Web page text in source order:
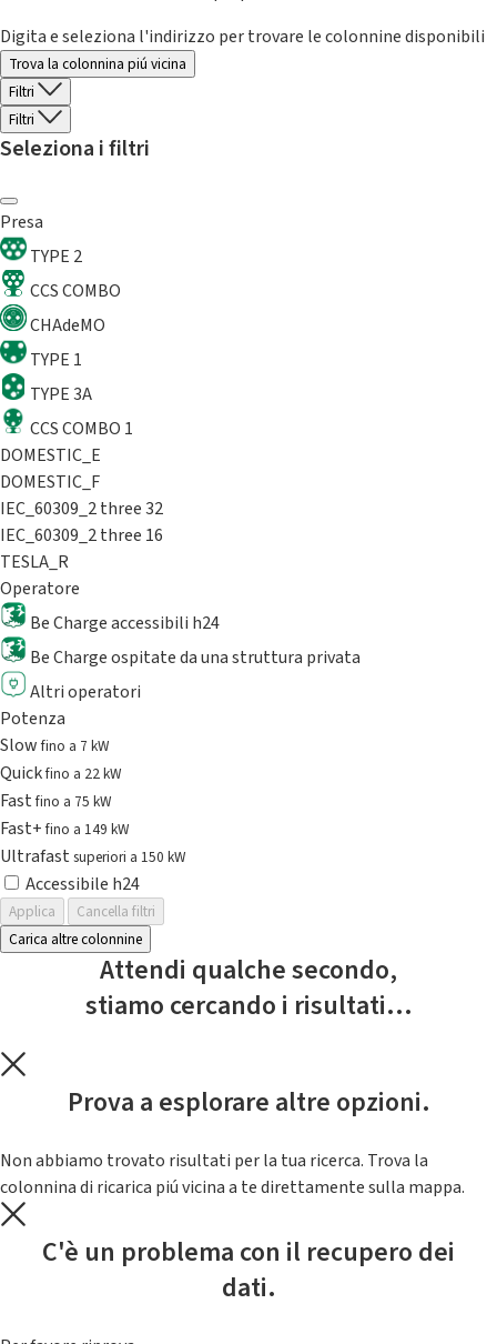
Digita e seleziona l'indirizzo per trovare le colonnine disponibili
Trova la colonnina piú vicina
Filtri
Filtri
Seleziona i filtri
Presa
TYPE 2
CCS COMBO
CHAdeMO
TYPE 1
TYPE 3A
CCS COMBO 1
DOMESTIC_E
DOMESTIC_F
IEC_60309_2 three 32
IEC_60309_2 three 16
TESLA_R
Operatore
Be Charge accessibili h24
Be Charge ospitate da una struttura privata
Altri operatori
Potenza
Slowfino a 7 kW
Quickfino a 22 kW
Fastfino a 75 kW
Fast+fino a 149 kW
Ultrafast superiori a 150 kW
Accessibile h24
Applica
Cancella filtri
Carica altre colonnine
Attendi qualche secondo,
stiamo cercando i risultati...
Prova a esplorare altre opzioni.
Non abbiamo trovato risultati per la tua ricerca. Trova la
colonnina di ricarica piú vicina a te direttamente sulla mappa.
C'è un problema con il recupero dei
dati.